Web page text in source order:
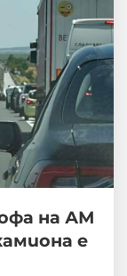
на АМ
е